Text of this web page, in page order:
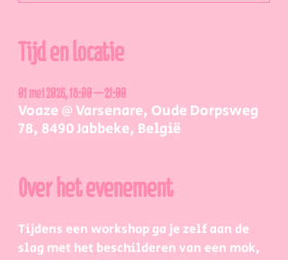
Tijd en locatie
01 mei 2026, 18:00 – 21:00
Voaze @ Varsenare, Oude Dorpsweg
78, 8490 Jabbeke, België
Over het evenement
Tijdens een workshop ga je zelf aan de
slag met het beschilderen van een mok,